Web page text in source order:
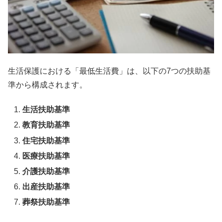
生活保護における「最低生活費」は、以下の7つの扶助基
準から構成されます。
生活扶助基準
教育扶助基準
住宅扶助基準
医療扶助基準
介護扶助基準
出産扶助基準
葬祭扶助基準